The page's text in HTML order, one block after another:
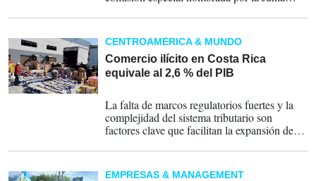
CENTROAMÉRICA & MUNDO
Comercio ilícito en Costa Rica
equivale al 2,6 % del PIB
La falta de marcos regulatorios fuertes y la
complejidad del sistema tributario son
factores clave que facilitan la expansión de
Rica y la región centroamericana.
EMPRESAS & MANAGEMENT